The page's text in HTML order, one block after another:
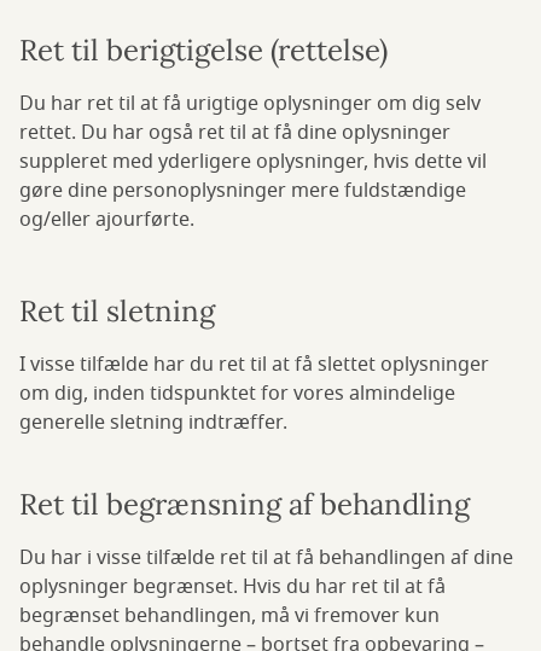
Ret til berigtigelse (rettelse)
Du har ret til at få urigtige oplysninger om dig selv
rettet. Du har også ret til at få dine oplysninger
suppleret med yderligere oplysninger, hvis dette vil
gøre dine personoplysninger mere fuldstændige
og/eller ajourførte.
Ret til sletning
I visse tilfælde har du ret til at få slettet oplysninger
om dig, inden tidspunktet for vores almindelige
generelle sletning indtræffer.
Ret til begrænsning af behandling
Du har i visse tilfælde ret til at få behandlingen af dine
oplysninger begrænset. Hvis du har ret til at få
begrænset behandlingen, må vi fremover kun
behandle oplysningerne – bortset fra opbevaring –